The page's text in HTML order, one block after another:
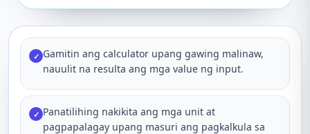
✓ Gamitin ang calculator upang gawing malinaw,
nauulit na resulta ang mga value ng input.
✓ Panatilihing nakikita ang mga unit at
pagpapalagay upang masuri ang pagkalkula sa